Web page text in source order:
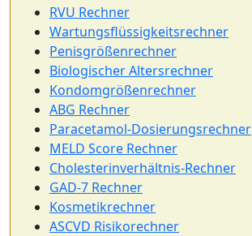
RVU Rechner
Wartungsflüssigkeitsrechner
Penisgrößenrechner
Biologischer Altersrechner
Kondomgrößenrechner
ABG Rechner
Paracetamol-Dosierungsrechner
MELD Score Rechner
Cholesterinverhältnis-Rechner
GAD-7 Rechner
Kosmetikrechner
ASCVD Risikorechner